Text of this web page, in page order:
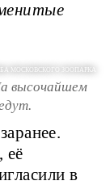
МОСКОВСКОГО ЗООПАРКА
высочайшем
её
в